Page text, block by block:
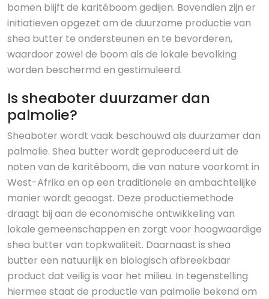
bomen blijft de karitéboom gedijen. Bovendien zijn er
initiatieven opgezet om de duurzame productie van
shea butter te ondersteunen en te bevorderen,
waardoor zowel de boom als de lokale bevolking
worden beschermd en gestimuleerd.
Is sheaboter duurzamer dan
palmolie?
Sheaboter wordt vaak beschouwd als duurzamer dan
palmolie. Shea butter wordt geproduceerd uit de
noten van de karitéboom, die van nature voorkomt in
West-Afrika en op een traditionele en ambachtelijke
manier wordt geoogst. Deze productiemethode
draagt bij aan de economische ontwikkeling van
lokale gemeenschappen en zorgt voor hoogwaardige
shea butter van topkwaliteit. Daarnaast is shea
butter een natuurlijk en biologisch afbreekbaar
product dat veilig is voor het milieu. In tegenstelling
hiermee staat de productie van palmolie bekend om